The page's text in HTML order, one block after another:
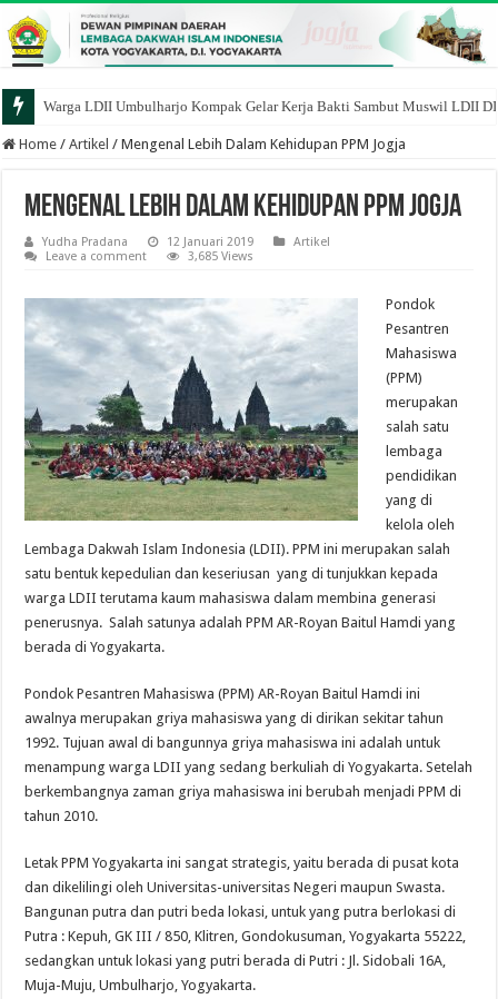
Warga LDII Umbulharjo Kompak Gelar Kerja Bakti Sambut Muswil LDII
Home / Artikel / Mengenal Lebih Dalam Kehidupan PPM Jogja
Mengenal Lebih Dalam Kehidupan PPM Jogja
Yudha Pradana 12 Januari 2019
Artikel
Leave a comment
3,685 Views
Pondok
Pesantren
Mahasiswa
(PPM)
merupakan
salah satu
lembaga
pendidikan
yang di
kelola oleh
Lembaga Dakwah Islam Indonesia (LDII). PPM ini merupakan salah
satu bentuk kepedulian dan keseriusan yang di tunjukkan kepada
warga LDII terutama kaum mahasiswa dalam membina generasi
penerusnya. Salah satunya adalah PPM AR-Royan Baitul Hamdi yang
berada di Yogyakarta.
Pondok Pesantren Mahasiswa (PPM) AR-Royan Baitul Hamdi ini
awalnya merupakan griya mahasiswa yang di dirikan sekitar tahun
1992. Tujuan awal di bangunnya griya mahasiswa ini adalah untuk
menampung warga LDII yang sedang berkuliah di Yogyakarta. Setelah
berkembangnya zaman griya mahasiswa ini berubah menjadi PPM di
tahun 2010.
Letak PPM Yogyakarta ini sangat strategis, yaitu berada di pusat kota
dan dikelilingi oleh Universitas-universitas Negeri maupun Swasta.
Bangunan putra dan putri beda lokasi, untuk yang putra berlokasi di
Putra : Kepuh, GK III / 850, Klitren, Gondokusuman, Yogyakarta 55222,
sedangkan untuk lokasi yang putri berada di Putri : Jl. Sidobali 16A,
Muja-Muju, Umbulharjo, Yogyakarta.